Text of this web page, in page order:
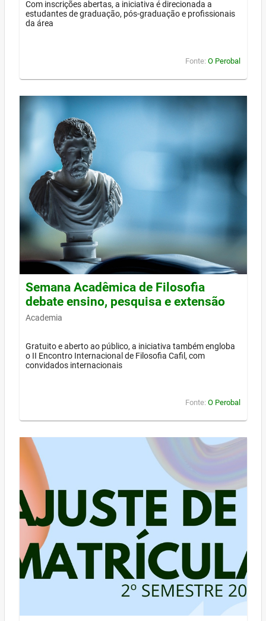
Com inscrições abertas, a iniciativa é direcionada a
estudantes de graduação, pós-graduação e profissionais
da área
Fonte: O Perobal
Semana Acadêmica de Filosofia
debate ensino, pesquisa e extensão
Academia
Gratuito e aberto ao público, a iniciativa também engloba
o II Encontro Internacional de Filosofia Cafil, com
convidados internacionais
Fonte: O Perobal